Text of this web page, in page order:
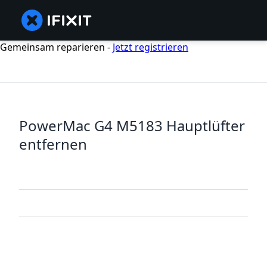
Gemeinsam reparieren - Jetzt registrieren
PowerMac G4 M5183 Hauptlüfter
entfernen